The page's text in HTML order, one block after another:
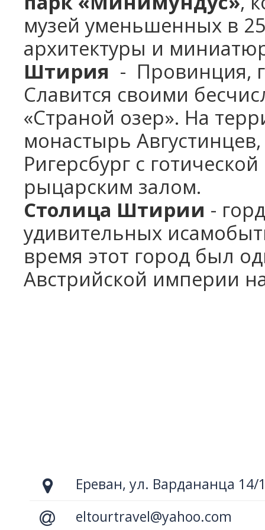
музей уменьшенных в
архитектуры и
Штирия - Провинция,
Славится своими
«Страной озер». На
монастырь
Ригерсбург с
рыцарским залом.
Столица Штирии -
удивительных
время этот город был
Австрийской империи
Ереван, ул. Вардананца 14/
eltourtravel@yahoo.com